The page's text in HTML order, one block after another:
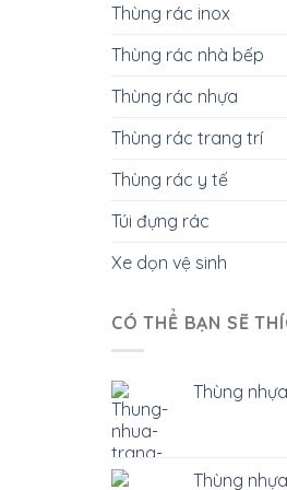
Thùng rác inox
Thùng rác nhà bếp
Thùng rác nhựa
Thùng rác trang trí
Thùng rác y tế
Túi đựng rác
Xe dọn vệ sinh
CÓ THỂ BẠN SẼ
Thùng
Thùng